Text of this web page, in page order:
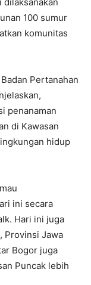
100 sumur
komunitas
Pertanahan
penanaman
di Kawasan
hidup
ini secara
Hari ini juga
Provinsi Jawa
Bogor juga
Puncak lebih